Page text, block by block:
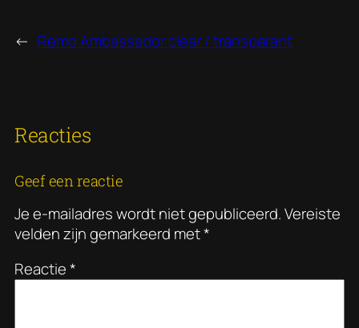
← Remo Ambassador clear / transparant
Reacties
Geef een reactie
Je e-mailadres wordt niet gepubliceerd.Vereiste
velden zijn gemarkeerd met*
Reactie*